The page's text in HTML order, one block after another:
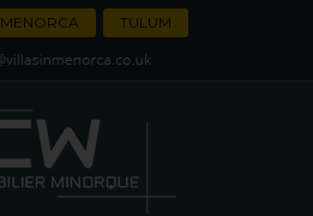
MENORCA TULUM